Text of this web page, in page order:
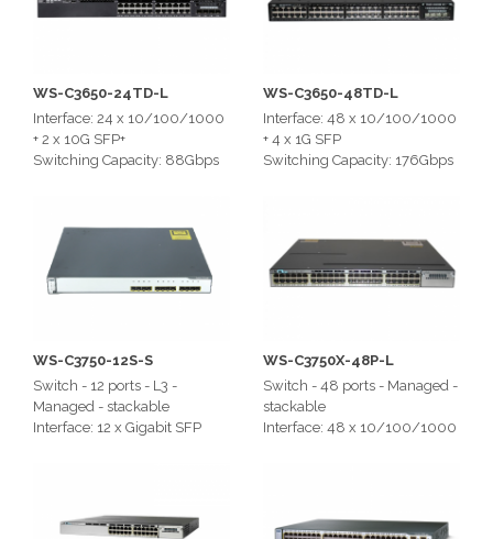
WS-C3650-24TD-L
Interface: 24 x 10/100/1000
+ 2 x 10G SFP+
Switching Capacity: 88Gbps
WS-C3650-48TD-L
Interface: 48 x 10/100/1000
+ 4 x 1G SFP
Switching Capacity: 176Gbps
WS-C3750-12S-S
Switch - 12 ports - L3 -
Managed - stackable
Interface: 12 x Gigabit SFP
WS-C3750X-48P-L
Switch - 48 ports - Managed -
stackable
Interface: 48 x 10/100/1000